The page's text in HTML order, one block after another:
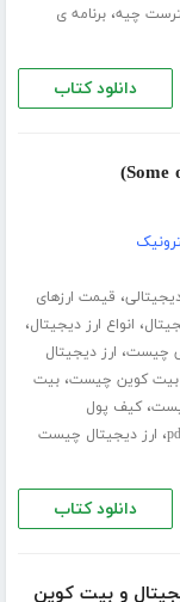
چیه،برنامه ی
دانلود کتاب
، قیمت ارزهای
، انواع ارز دیجیتال،
چیست، ارز دیجیتال
بیت کوین چیست،بیت
،کیف پول
، ارز دیجیتال چیست
دانلود کتاب
و بیت کوین